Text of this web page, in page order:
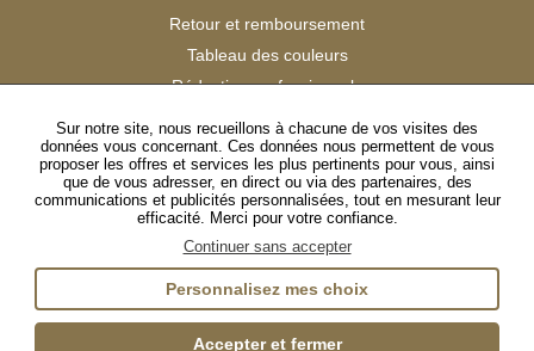
Retour et remboursement
Tableau des couleurs
Réduction professionnels
Satisfaction Clients
SUIVEZ-NOUS
InstagramTikTokFacebookYouTubeLinkedIn
Sur notre site, nous recueillons à chacune de vos visites des
données vous concernant. Ces données nous permettent de vous
proposer les offres et services les plus pertinents pour vous, ainsi
que de vous adresser, en direct ou via des partenaires, des
communications et publicités personnalisées, tout en mesurant leur
efficacité. Merci pour votre confiance.
Continuer sans accepter
Personnalisez mes choix
Accepter et fermer